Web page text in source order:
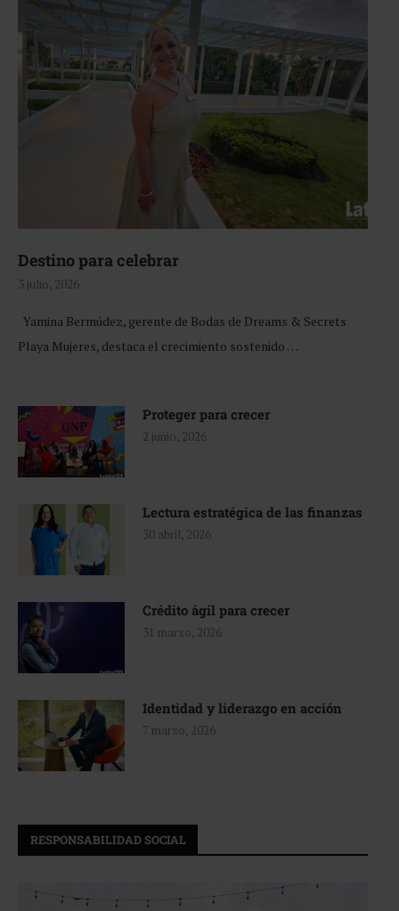
Destino para celebrar
3 julio, 2026
Yamina Bermúdez, gerente de Bodas de Dreams & Secrets
Playa Mujeres, destaca el crecimiento sostenido …
Proteger para crecer
2 junio, 2026
Lectura estratégica de las finanzas
30 abril, 2026
Crédito ágil para crecer
31 marzo, 2026
Identidad y liderazgo en acción
7 marzo, 2026
RESPONSABILIDAD SOCIAL